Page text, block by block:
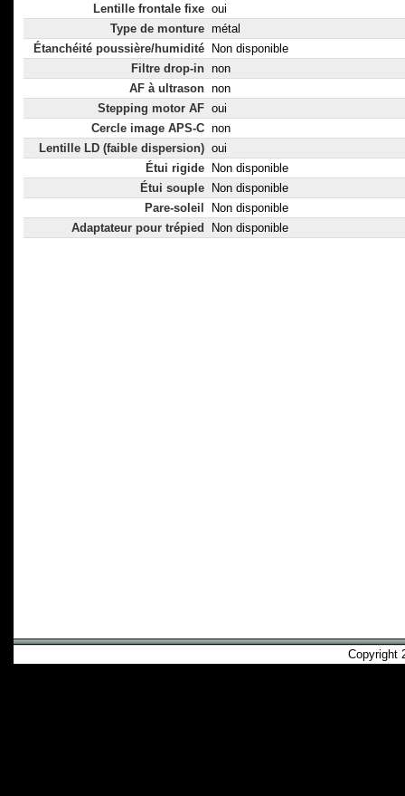
Lentille frontale fixe oui
Type de monture métal
Étanchéité poussière/humidité
Non disponible
Filtre drop-in non
AF à ultrason non
Stepping motor AF oui
Cercle image APS-C non
Lentille LD (faible dispersion) oui
Étui rigide
Non disponible
Étui souple
Non disponible
Pare-soleil
Non disponible
Adaptateur pour trépied
Non disponible
Copyright